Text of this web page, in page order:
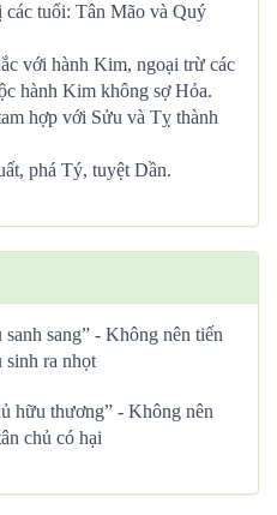
tuổi: Tân Mão và Quý
với hành Kim, ngoại trừ các
hành Kim không sợ Hỏa.
hợp với Sửu và Tỵ thành
phá Tý, tuyệt Dần.
sanh sang” - Không nên tiến
sinh ra nhọt
hữu thương” - Không nên
chủ có hại